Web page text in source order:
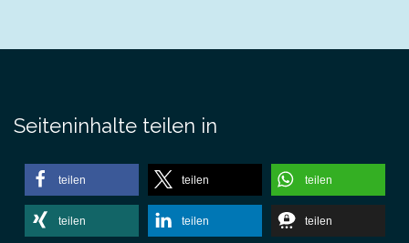
Seiteninhalte teilen in
teilen teilen teilen
teilen teilen teilen